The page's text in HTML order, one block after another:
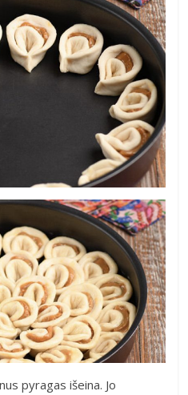
pyragas išeina. Jo